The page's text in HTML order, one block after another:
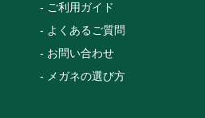
ご利用ガイド
よくあるご質問
お問い合わせ
メガネの選び方